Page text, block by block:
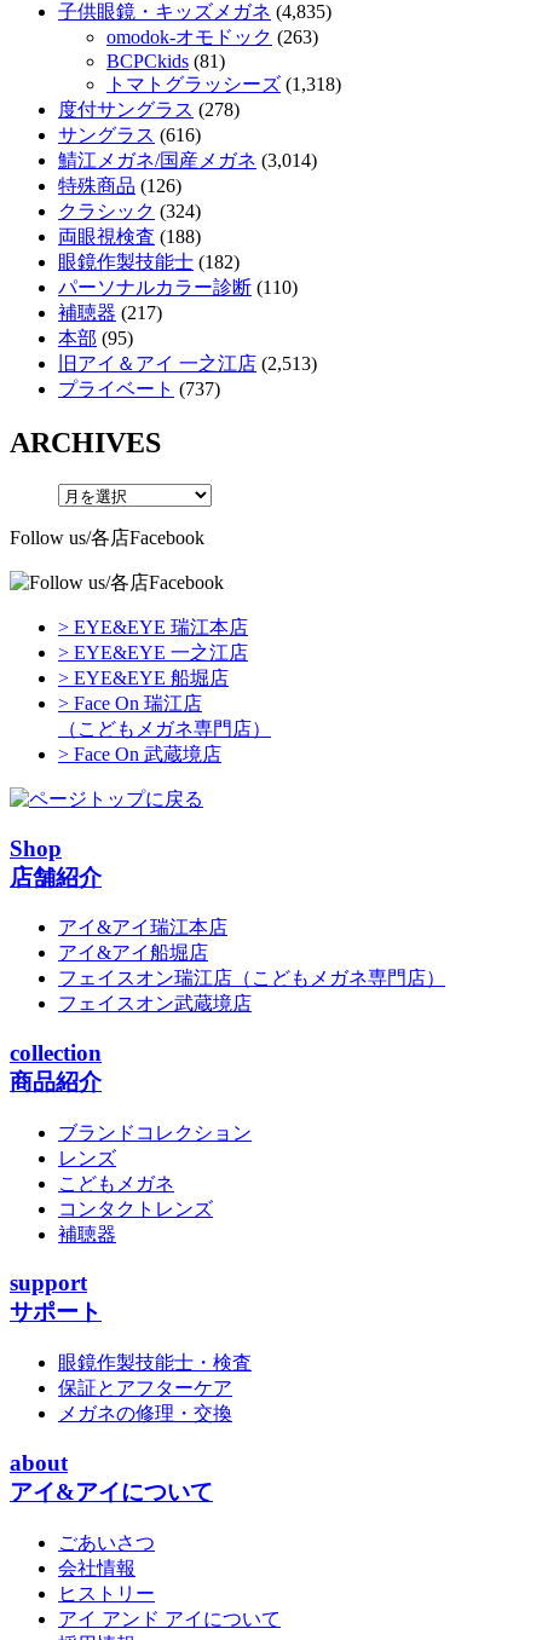
子供眼鏡・キッズメガネ (4,835)
omodok-オモドック (263)
BCPCkids (81)
トマトグラッシーズ (1,318)
度付サングラス (278)
サングラス (616)
鯖江メガネ/国産メガネ (3,014)
特殊商品 (126)
クラシック (324)
両眼視検査 (188)
眼鏡作製技能士 (182)
パーソナルカラー診断 (110)
補聴器 (217)
本部 (95)
旧アイ＆アイ 一之江店 (2,513)
プライベート (737)
ARCHIVES
Follow us/各店Facebook
> EYE&EYE 瑞江本店
> EYE&EYE 一之江店
> EYE&EYE 船堀店
> Face On 瑞江店
（こどもメガネ専門店）
> Face On 武蔵境店
Shop
店舗紹介
アイ&アイ瑞江本店
アイ&アイ船堀店
フェイスオン瑞江店 （こどもメガネ専門店）
フェイスオン武蔵境店
collection
商品紹介
ブランドコレクション
レンズ
こどもメガネ
コンタクトレンズ
補聴器
support
サポート
眼鏡作製技能士・検査
保証とアフターケア
メガネの修理・交換
about
アイ&アイについて
ごあいさつ
会社情報
ヒストリー
アイ アンド アイについて